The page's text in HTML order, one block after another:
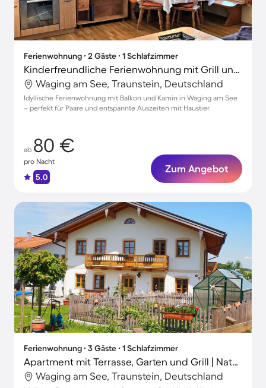
Ferienwohnung ∙ 2 Gäste ∙ 1 Schlafzimmer
Kinderfreundliche Ferienwohnung mit Grill und Garten | Haustiere sind willkommen
Waging am See, Traunstein, Deutschland
Idyllische Ferienwohnung mit Balkon und Kamin in Waging am See
– perfekt für Paare und entspannte Auszeiten mit Haustier
ab 80 €
pro Nacht
5.0
Zum Angebot
Ferienwohnung ∙ 3 Gäste ∙ 1 Schlafzimmer
Apartment mit Terrasse, Garten und Grill | Naturblick
Waging am See, Traunstein, Deutschland